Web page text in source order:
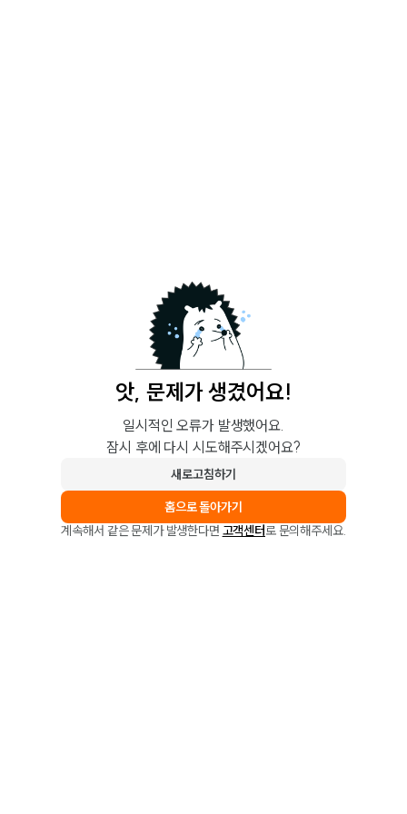
앗, 문제가 생겼어요!
일시적인 오류가 발생했어요.
잠시 후에 다시 시도해주시겠어요?
새로고침하기
홈으로 돌아가기
계속해서 같은 문제가 발생한다면 고객센터로 문의해주세요.